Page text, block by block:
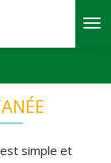
simple et